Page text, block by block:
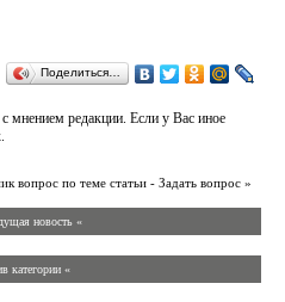
Поделиться…
мнением редакции. Если у Вас иное
вопрос по теме статьи - Задать вопрос »
новость «
категории «